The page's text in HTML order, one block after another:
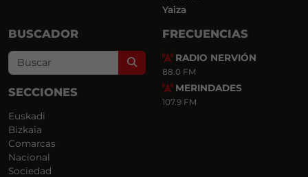
Yaiza
BUSCADOR
Search
SECCIONES
Euskadi
Bizkaia
Comarcas
Nacional
Sociedad
FRECUENCIAS
RADIO NERVIÓN
88.0 FM
MERINDADES
107.9 FM